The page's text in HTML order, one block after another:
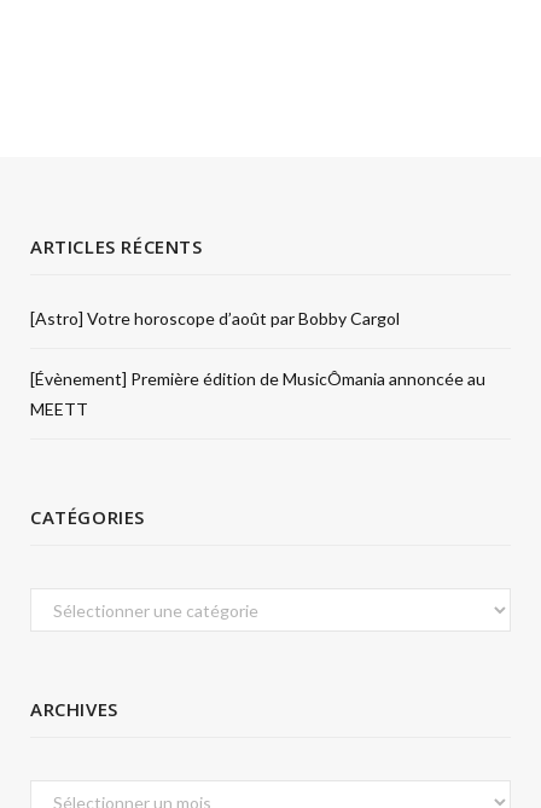
ARTICLES RÉCENTS
[Astro] Votre horoscope d’août par Bobby Cargol
[Évènement] Première édition de MusicÔmania annoncée au
MEETT
CATÉGORIES
Catégories
ARCHIVES
Archives